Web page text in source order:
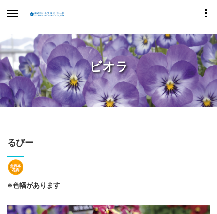
ビオラ
るびー
※色幅があります